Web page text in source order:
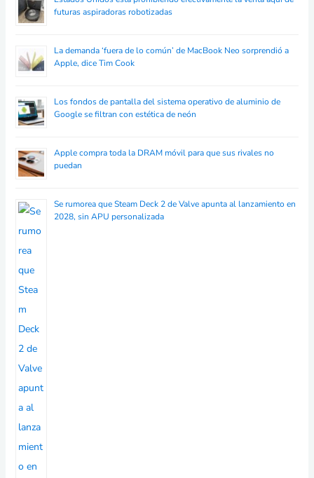
futuras aspiradoras robotizadas
La demanda ‘fuera de lo común’ de MacBook Neo sorprendió a
Apple, dice Tim Cook
Los fondos de pantalla del sistema operativo de aluminio de
Google se filtran con estética de neón
Apple compra toda la DRAM móvil para que sus rivales no
puedan
Se rumorea que Steam Deck 2 de Valve apunta al lanzamiento en
2028, sin APU personalizada